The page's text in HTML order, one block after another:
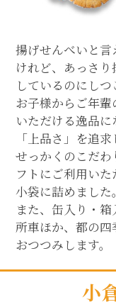
揚げせんべいと言
けれど、あっさ
しているのにしつ
お子様からご年
いただける逸品に
「上品さ」を追
せっかくのこだ
フトにご利用い
小袋に詰めました。
また、缶入り・
所車ほか、都の
おつつみします。
小